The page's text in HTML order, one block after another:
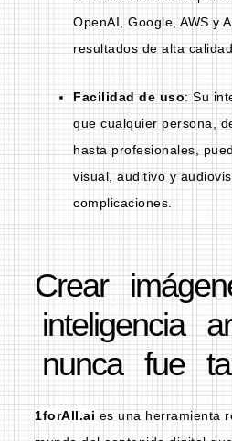
OpenAI, Google, AWS y
resultados de alta calidad.
Facilidad de uso: Su
que cualquier persona,
hasta profesionales,
visual, auditivo y
complicaciones.
Crear
inteligencia
nunca fue
1forAll.ai es una herramienta